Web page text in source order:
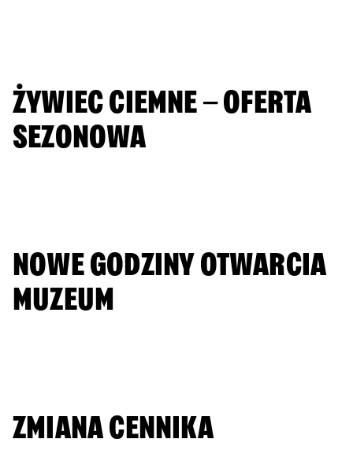
ŻYWIEC CIEMNE – OFERTA
SEZONOWA
NOWE GODZINY OTWARCIA
MUZEUM
ZMIANA CENNIKA